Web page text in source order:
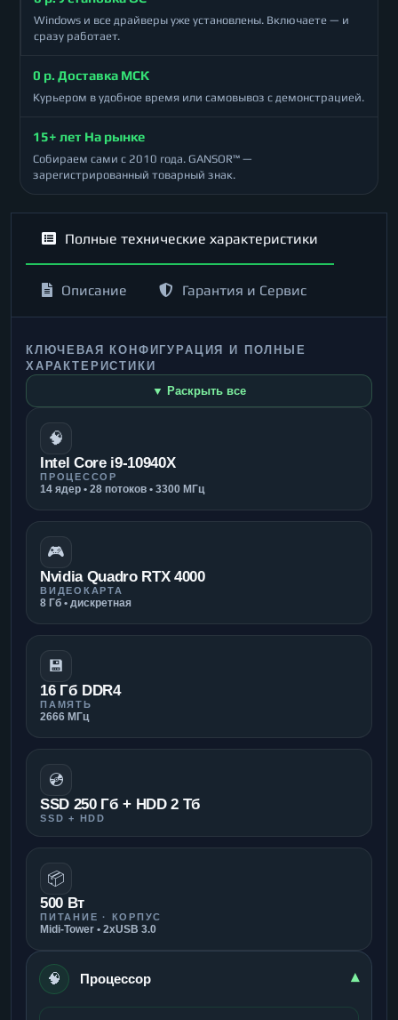
Windows и все драйверы уже установлены. Включаете — и
сразу работает.
0 р. Доставка МСК
Курьером в удобное время или самовывоз с демонстрацией.
15+ лет На рынке
Собираем сами с 2010 года. GANSOR™ —
зарегистрированный товарный знак.
Полные технические характеристики
Описание Гарантия и Сервис
КЛЮЧЕВАЯ КОНФИГУРАЦИЯ И ПОЛНЫЕ
ХАРАКТЕРИСТИКИ
▼ Раскрыть все
🧠
Intel Core i9-10940X
ПРОЦЕССОР
14 ядер • 28 потоков • 3300 МГц
🎮
Nvidia Quadro RTX 4000
ВИДЕОКАРТА
8 Гб • дискретная
💾
16 Гб DDR4
ПАМЯТЬ
2666 МГц
💿
SSD 250 Гб + HDD 2 Тб
SSD + HDD
📦
500 Вт
ПИТАНИЕ · КОРПУС
Midi-Tower • 2xUSB 3.0
🧠 Процессор ▾